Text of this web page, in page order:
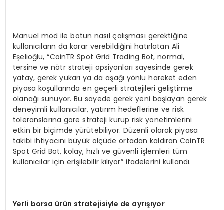
Manuel mod ile botun nasıl çalışması gerektiğine
kullanıcıların da karar verebildiğini hatırlatan Ali
Eşelioğlu, “CoinTR Spot Grid Trading Bot, normal,
tersine ve nötr strateji opsiyonları sayesinde gerek
yatay, gerek yukarı ya da aşağı yönlü hareket eden
piyasa koşullarında en geçerli stratejileri geliştirme
olanağı sunuyor. Bu sayede gerek yeni başlayan gerek
deneyimli kullanıcılar, yatırım hedeflerine ve risk
toleranslarına göre strateji kurup risk yönetimlerini
etkin bir biçimde yürütebiliyor. Düzenli olarak piyasa
takibi ihtiyacını büyük ölçüde ortadan kaldıran CoinTR
Spot Grid Bot, kolay, hızlı ve güvenli işlemleri tüm
kullanıcılar için erişilebilir kılıyor” ifadelerini kullandı.
Yerli borsa ürün stratejisiyle de ayrışıyor